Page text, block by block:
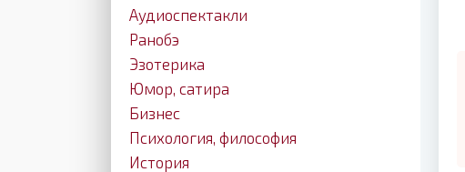
Аудиоспектакли
Ранобэ
Эзотерика
Юмор, сатира
Бизнес
Психология, философия
История